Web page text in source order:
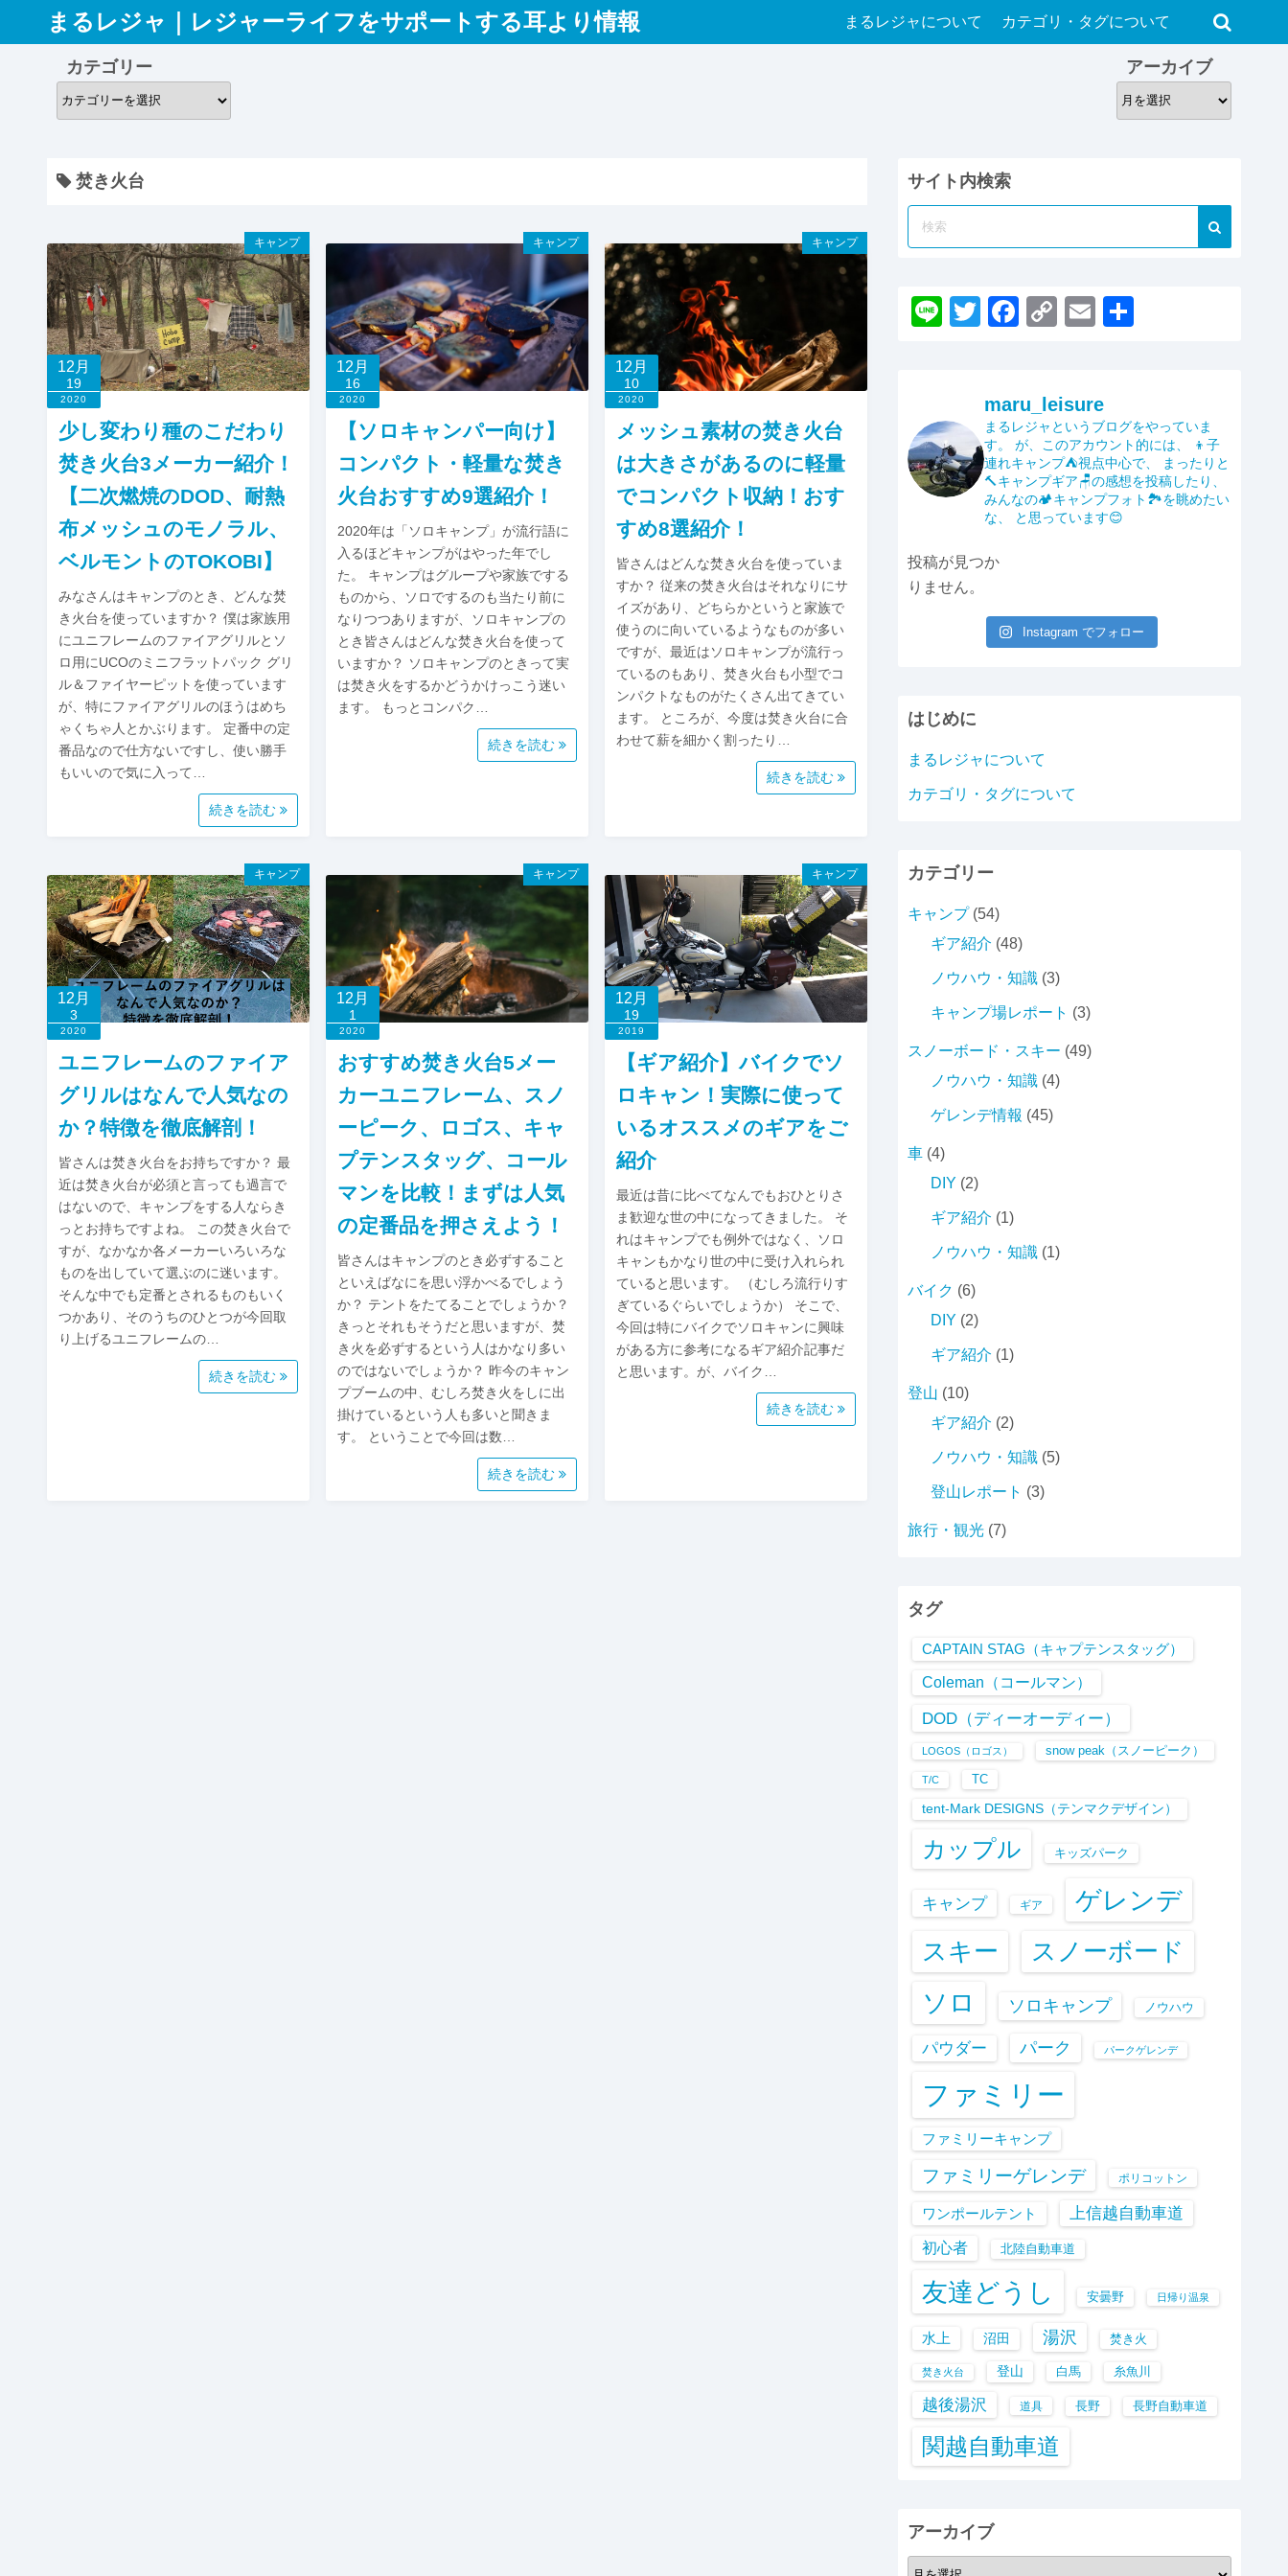
まるレジャ｜レジャーライフをサポートする耳より情報 まるレジャについて カテゴリ・タグについて
カテゴリー
カ
テ
ー
アーカイブ
ア
ー
焚き火台
キャンプ
12月
19
2020
少し変わり種のこだわり
焚き火台3メーカー紹介！
【二次燃焼のDOD、耐熱
布メッシュのモノラル、
ベルモントのTOKOBI】
みなさんはキャンプのとき、どんな焚
き火台を使っていますか？ 僕は家族用
にユニフレームのファイアグリルとソ
ロ用にUCOのミニフラットパック グリ
ル＆ファイヤーピットを使っています
が、特にファイアグリルのほうはめち
ゃくちゃ人とかぶります。 定番中の定
番品なので仕方ないですし、使い勝手
もいいので気に入って…
続きを読む
キャンプ
12月
16
2020
【ソロキャンパー向け】
コンパクト・軽量な焚き
火台おすすめ9選紹介！
2020年は「ソロキャンプ」が流行語に
入るほどキャンプがはやった年でし
た。 キャンプはグループや家族でする
ものから、ソロでするのも当たり前に
なりつつありますが、ソロキャンプの
とき皆さんはどんな焚き火台を使って
いますか？ ソロキャンプのときって実
は焚き火をするかどうかけっこう迷い
ます。 もっとコンパク…
続きを読む
キャンプ
12月
10
2020
メッシュ素材の焚き火台
は大きさがあるのに軽量
でコンパクト収納！おす
すめ8選紹介！
皆さんはどんな焚き火台を使っていま
すか？ 従来の焚き火台はそれなりにサ
イズがあり、どちらかというと家族で
使うのに向いているようなものが多い
ですが、最近はソロキャンプが流行っ
ているのもあり、焚き火台も小型でコ
ンパクトなものがたくさん出てきてい
ます。 ところが、今度は焚き火台に合
わせて薪を細かく割ったり…
続きを読む
キャンプ
12月
3
2020
ユニフレームのファイア
グリルはなんで人気なの
か？特徴を徹底解剖！
皆さんは焚き火台をお持ちですか？ 最
近は焚き火台が必須と言っても過言で
はないので、キャンプをする人ならき
っとお持ちですよね。 この焚き火台で
すが、なかなか各メーカーいろいろな
ものを出していて選ぶのに迷います。
そんな中でも定番とされるものもいく
つかあり、そのうちのひとつが今回取
り上げるユニフレームの…
続きを読む
キャンプ
12月
1
2020
おすすめ焚き火台5メー
カーユニフレーム、スノ
ーピーク、ロゴス、キャ
プテンスタッグ、コール
マンを比較！まずは人気
の定番品を押さえよう！
皆さんはキャンプのとき必ずすること
といえばなにを思い浮かべるでしょう
か？ テントをたてることでしょうか？
きっとそれもそうだと思いますが、焚
き火を必ずするという人はかなり多い
のではないでしょうか？ 昨今のキャン
プブームの中、むしろ焚き火をしに出
掛けているという人も多いと聞きま
す。 ということで今回は数…
続きを読む
キャンプ
12月
19
2019
【ギア紹介】バイクでソ
ロキャン！実際に使って
いるオススメのギアをご
紹介
最近は昔に比べてなんでもおひとりさ
ま歓迎な世の中になってきました。 そ
れはキャンプでも例外ではなく、ソロ
キャンもかなり世の中に受け入れられ
ていると思います。 （むしろ流行りす
ぎているぐらいでしょうか） そこで、
今回は特にバイクでソロキャンに興味
がある方に参考になるギア紹介記事だ
と思います。が、バイク…
続きを読む
サイト内検索
Li
T
er
F
e
b
o
o
k
C
y
Li
n
k
E
maru_leisure
まるレジャというブログをやっていま
す。 が、このアカウント的には、
👦子
連れキャンプ⛺️視点中心で、
まったりと
🔨キャンプギア🪑の感想を投稿したり、
みんなの🏕️キャンプフォト🏞️を眺めたい
な、
と思っています😊
投稿が見つか
りません。
Instagram でフォロー
はじめに
まるレジャについて
カテゴリ・タグについて
カテゴリー
キャンプ(54)
ギア紹介 (48)
ノウハウ・知識 (3)
キャンプ場レポート (3)
スノーボード・スキー (49)
ノウハウ・知識 (4)
ゲレンデ情報 (45)
車 (4)
DIY (2)
ギア紹介 (1)
ノウハウ・知識 (1)
バイク (6)
DIY (2)
ギア紹介 (1)
登山 (10)
ギア紹介 (2)
ノウハウ・知識 (5)
登山レポート (3)
旅行・観光 (7)
タグ
CAPTAIN STAG（キャプテンスタッグ）
Coleman（コールマン）
DOD（ディーオーディー）
LOGOS（ロゴス） snow peak（スノーピーク）
T/C TC
tent-Mark DESIGNS（テンマクデザイン）
カップル キッズパーク
キャンプ ギア ゲレンデ
スキー スノーボード
ソロ ソロキャンプ ノウハウ
パウダー パーク パークゲレンデ
ファミリー
ファミリーキャンプ
ファミリーゲレンデ ポリコットン
ワンポールテント 上信越自動車道
初心者 北陸自動車道
友達どうし 安曇野 日帰り温泉
水上 沼田 湯沢 焚き火
焚き火台 登山 白馬 糸魚川
越後湯沢 道具 長野 長野自動車道
関越自動車道
アーカイブ
ア